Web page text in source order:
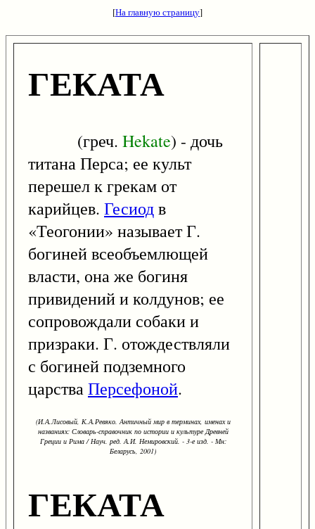
[На главную страницу]
ГЕКАТА
(греч. Hekate) - дочь
титана Перса; ее культ
перешел к грекам от
карийцев. Гесиодв
«Теогонии» называет Г.
богиней всеобъемлющей
власти, она же богиня
привидений и колдунов; ее
сопровождали собаки и
призраки. Г. отождествляли
с богиней подземного
царстваПерсефоной.
(И.А.Лисовый, К.А.Ревяко. Античный мир в терминах, именах и
названиях: Словарь-справочник по истории и культуре Древней
Греции и Рима / Науч. ред. А.И. Немировский. - 3-е изд. - Мн:
Беларусь, 2001)
ГЕКАТА